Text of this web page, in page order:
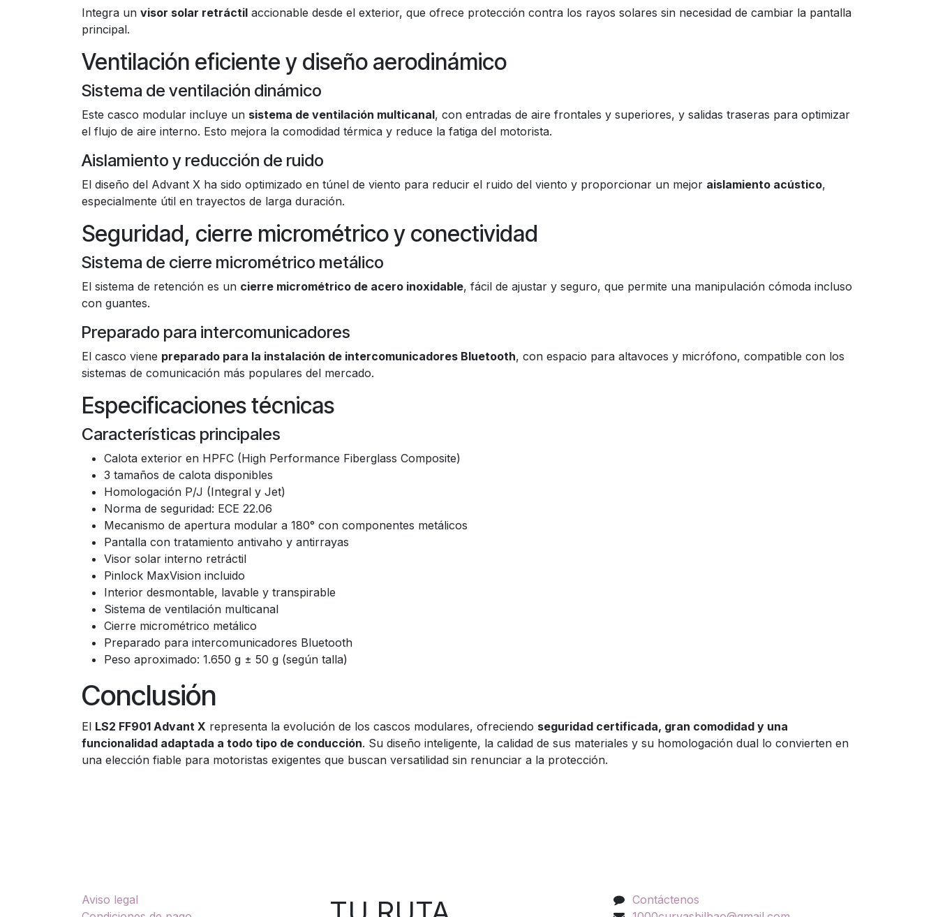
Integra un visor solar retráctil accionable desde el exterior, que ofrece protección contra los rayos solares sin necesidad de cambiar la pantalla
principal.
Ventilación eficiente y diseño aerodinámico
Sistema de ventilación dinámico
Este casco modular incluye un sistema de ventilación multicanal, con entradas de aire frontales y superiores, y salidas traseras para optimizar
el flujo de aire interno. Esto mejora la comodidad térmica y reduce la fatiga del motorista.
Aislamiento y reducción de ruido
El diseño del Advant X ha sido optimizado en túnel de viento para reducir el ruido del viento y proporcionar un mejor aislamiento acústico,
especialmente útil en trayectos de larga duración.
Seguridad, cierre micrométrico y conectividad
Sistema de cierre micrométrico metálico
El sistema de retención es un cierre micrométrico de acero inoxidable, fácil de ajustar y seguro, que permite una manipulación cómoda incluso
con guantes.
Preparado para intercomunicadores
El casco viene preparado para la instalación de intercomunicadores Bluetooth, con espacio para altavoces y micrófono, compatible con los
sistemas de comunicación más populares del mercado.
Especificaciones técnicas
Características principales
Calota exterior en HPFC (High Performance Fiberglass Composite)
3 tamaños de calota disponibles
Homologación P/J (Integral y Jet)
Norma de seguridad: ECE 22.06
Mecanismo de apertura modular a 180° con componentes metálicos
Pantalla con tratamiento antivaho y antirrayas
Visor solar interno retráctil
Pinlock MaxVision incluido
Interior desmontable, lavable y transpirable
Sistema de ventilación multicanal
Cierre micrométrico metálico
Preparado para intercomunicadores Bluetooth
Peso aproximado: 1.650 g ± 50 g (según talla)
Conclusión
El LS2 FF901 Advant X representa la evolución de los cascos modulares, ofreciendo seguridad certificada, gran comodidad y una
funcionalidad adaptada a todo tipo de conducción. Su diseño inteligente, la calidad de sus materiales y su homologación dual lo convierten en
una elección fiable para motoristas exigentes que buscan versatilidad sin renunciar a la protección.
Aviso legal
Contáctenos